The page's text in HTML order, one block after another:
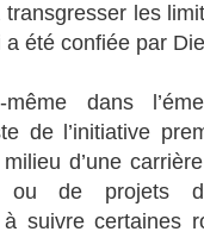
les
a été confiée par
dans
de l’initiative
d’une
ou de projets
suivre certaines